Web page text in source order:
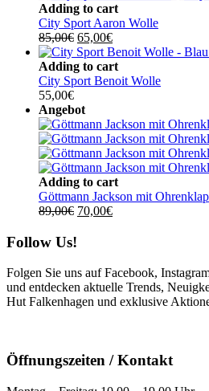
Adding to cart
City Sport Aaron Wolle
85,00€ Ursprünglicher
Preis
war:
85,00€
65,00€Aktueller
Preis
ist:
65,00€.
Adding to cart
City Sport Benoit Wolle
55,00€
Angebot
Adding to cart
Göttmann Jackson mit
89,00€ Ursprünglicher
70,00€Aktueller
Follow Us!
Folgen Sie uns auf Facebook,
und entdecken aktuelle Trends,
Hut Falkenhagen und exklusive
Öffnungszeiten / Kontakt